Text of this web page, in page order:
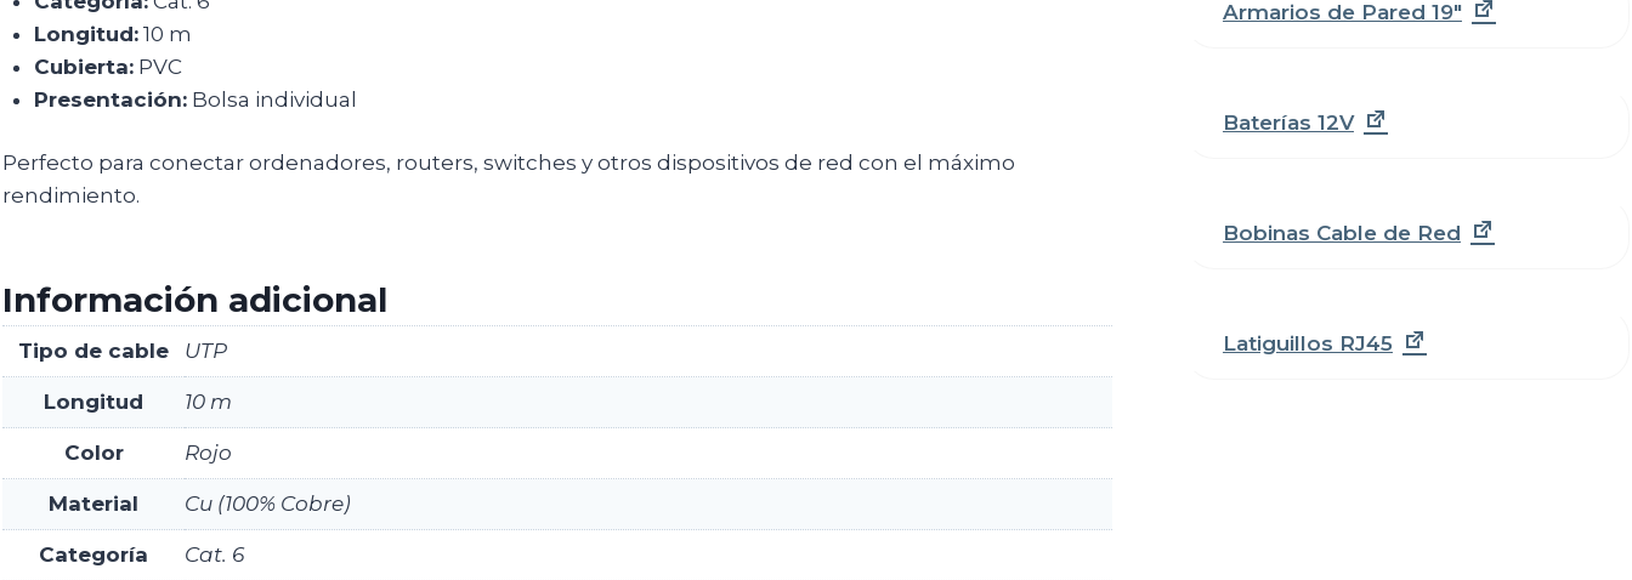
Longitud:10 m
Cubierta:PVC
Presentación:Bolsa individual
Perfecto para conectar ordenadores, routers, switches y otros dispositivos de red con el máximo
rendimiento.
Información adicional
Tipo de cable UTP
Longitud 10 m
Color Rojo
Material Cu (100% Cobre)
Categoría Cat. 6
Armarios de Pared 19"
Baterías 12V
Bobinas Cable de Red
Latiguillos RJ45